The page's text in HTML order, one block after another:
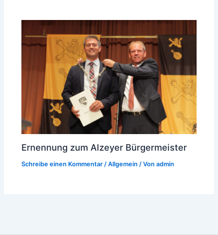
Ernennung zum Alzeyer Bürgermeister
Schreibe einen Kommentar /Allgemein / Vonadmin